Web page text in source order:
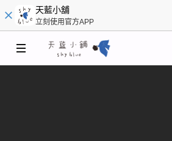
天藍小舖
立刻使用官方APP